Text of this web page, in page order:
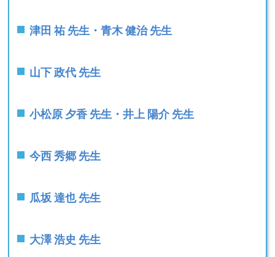
津田 祐 先生・青木 健治 先生
山下 政代 先生
小松原 夕香 先生・井上 陽介 先生
今西 秀郷 先生
瓜坂 達也 先生
大澤 浩史 先生